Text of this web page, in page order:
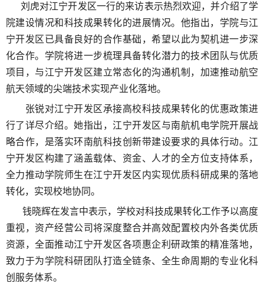
刘虎对江宁开发区一行的来访表示热烈欢迎，并介绍了学
院建设情况和科技成果转化的进展情况。他指出，学院与江
宁开发区已具备 良好的合作基础，希望以此为契机进一步深
化合作。学院将进一步梳理具备转化潜力的技术团队与优质
项目，与江宁开发区建立常态化的沟通机制，加速推动航空
航天领域的尖端技术实现产业化落地。
张锐对江宁开发区承接高校科技成果转化的优惠政策进
行了详尽介绍。她指出，江宁开发区与南航机电学院开展战
略合作，是落实环南航科技创新带建设要求的具体行动。江
宁开发区构建了涵盖载体、资金、人才的全方位支持体系，
全力推动学院师生在江宁开发区内实现优质科研成果的落地
转化，实现校地协同。
钱晓辉在发言中表示，学校对科技成果转化工作予以高度
重视，资产经营公司将深度整合并高效配置校内外各类优质
资源，全面推动江宁开发区各项惠企利研政策的精准落地，
致力于为学院科研团队打造全链条、全生命周期的专业化科
创服务体系。